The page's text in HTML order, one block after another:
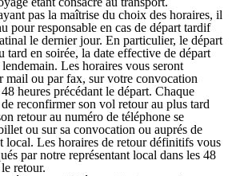
pas la maîtrise du choix des horaires, il
pour responsable en cas de départ tardif
le dernier jour. En particulier, le départ
tard en soirée, la date effective de départ
Les horaires vous seront
mail ou par fax, sur votre convocation
heures précédant le départ. Chaque
de reconfirmer son vol retour au plus tard
retour au numéro de téléphone se
ou sur sa convocation ou auprés de
local. Les horaires de retour définitifs vous
par notre représentant local dans les 48
retour.